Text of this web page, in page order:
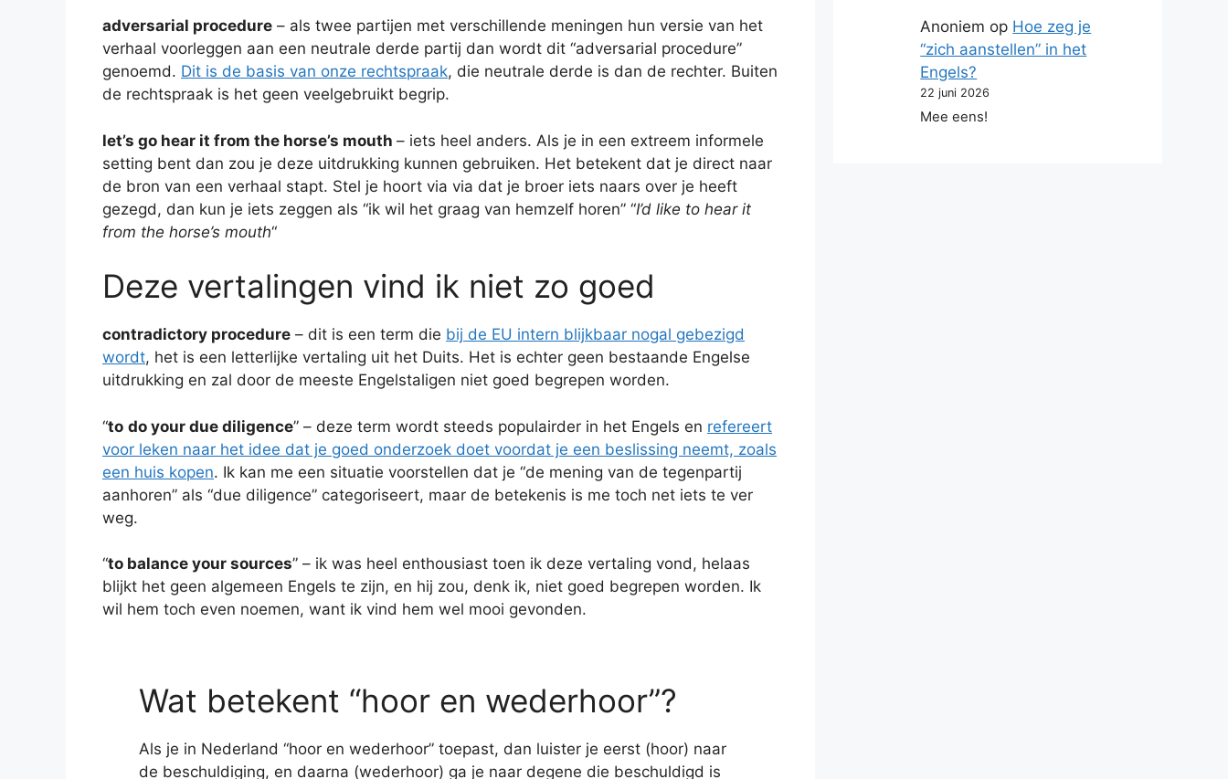
adversarial procedure – als twee partijen met verschillende meningen hun versie van het
verhaal voorleggen aan een neutrale derde partij dan wordt dit “adversarial procedure”
genoemd. Dit is de basis van onze rechtspraak, die neutrale derde is dan de rechter. Buiten
de rechtspraak is het geen veelgebruikt begrip.
let’s go hear it from the horse’s mouth – iets heel anders. Als je in een extreem informele
setting bent dan zou je deze uitdrukking kunnen gebruiken. Het betekent dat je direct naar
de bron van een verhaal stapt. Stel je hoort via via dat je broer iets naars over je heeft
gezegd, dan kun je iets zeggen als “ik wil het graag van hemzelf horen” “I’d like to hear it
from the horse’s mouth“
Deze vertalingen vind ik niet zo goed
contradictory procedure – dit is een term die bij de EU intern blijkbaar nogal gebezigd
wordt, het is een letterlijke vertaling uit het Duits. Het is echter geen bestaande Engelse
uitdrukking en zal door de meeste Engelstaligen niet goed begrepen worden.
“to do your due diligence” – deze term wordt steeds populairder in het Engels en refereert
voor leken naar het idee dat je goed onderzoek doet voordat je een beslissing neemt, zoals
een huis kopen. Ik kan me een situatie voorstellen dat je “de mening van de tegenpartij
aanhoren” als “due diligence” categoriseert, maar de betekenis is me toch net iets te ver
weg.
“to balance your sources” – ik was heel enthousiast toen ik deze vertaling vond, helaas
blijkt het geen algemeen Engels te zijn, en hij zou, denk ik, niet goed begrepen worden. Ik
wil hem toch even noemen, want ik vind hem wel mooi gevonden.
Wat betekent “hoor en wederhoor”?
Als je in Nederland “hoor en wederhoor” toepast, dan luister je eerst (hoor) naar
de beschuldiging, en daarna (wederhoor) ga je naar degene die beschuldigd is
Anoniem op Hoe zeg je
“zich aanstellen” in het
Engels?
22 juni 2026
Mee eens!